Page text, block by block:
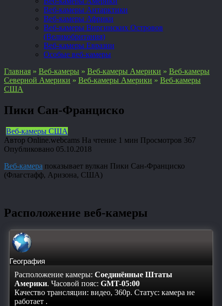
Веб-камеры Антарктики
Веб-камеры Африки
Веб-камеры Виргинских Островов
(Великобритания)
Веб-камеры Евразии
Особые веб-камеры
Главная » Веб-камеры » Веб-камеры Америки » Веб-камеры
Северной Америки » Веб-камеры Америки » Веб-камеры
США
Пики Сан-Франциско
Веб-камеры США
Автор Online.webcams На чтение 1 мин Просмотров 367
Опубликовано 05.10.2018
Веб-камера показывает вулкан Пики Сан-Франциско
(Флагстафф, Аризона, США)
Расположение веб-камеры
География
Расположение камеры: Соединённые Штаты
Америки. Часовой пояс: GMT-05:00
Качество трансляции: видео, 360p. Статус: камера не
работает .